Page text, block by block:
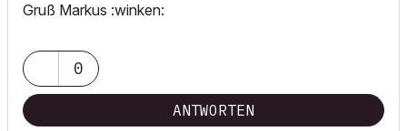
Gruß Markus :winken:
0
ANTWORTEN